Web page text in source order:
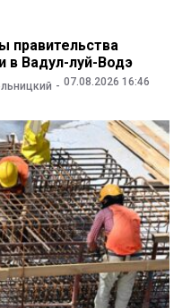
правительства
в Вадул-луй-Водэ
07.08.2026 16:46